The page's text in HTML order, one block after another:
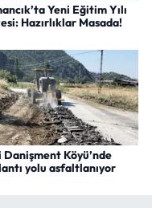
Yeni Eğitim Yılı
Hazırlıklar Masada!
Danişment Köyü’nde
yolu asfaltlanıyor